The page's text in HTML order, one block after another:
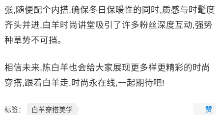
张,随便配个内搭,确保冬日保暖性的同时,质感与时髦度
齐头并进,白羊时尚讲堂吸引了许多粉丝深度互动,强势
种草势不可挡。
相信未来,陈白羊也会给大家展现更多样更精彩的时尚
穿搭,跟着白羊走,时尚永在线,一起期待吧!
标签： 白羊穿搭美学 赞